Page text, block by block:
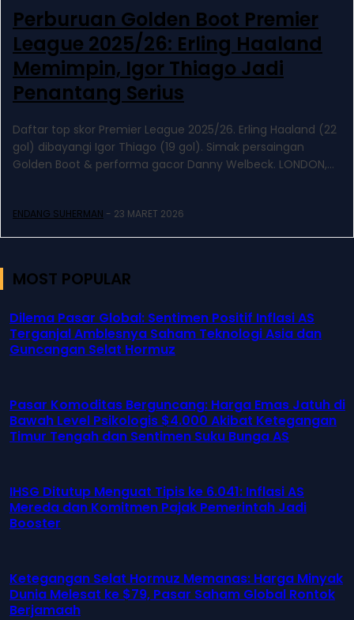
Perburuan Golden Boot Premier
League 2025/26: Erling Haaland
Memimpin, Igor Thiago Jadi
Penantang Serius
Daftar top skor Premier League 2025/26. Erling Haaland (22
gol) dibayangi Igor Thiago (19 gol). Simak persaingan
Golden Boot & performa gacor Danny Welbeck. LONDON,...
ENDANG SUHERMAN - 23 MARET 2026
MOST POPULAR
Dilema Pasar Global: Sentimen Positif Inflasi AS
Terganjal Amblesnya Saham Teknologi Asia dan
Guncangan Selat Hormuz
Pasar Komoditas Berguncang: Harga Emas Jatuh di
Bawah Level Psikologis $4.000 Akibat Ketegangan
Timur Tengah dan Sentimen Suku Bunga AS
IHSG Ditutup Menguat Tipis ke 6.041: Inflasi AS
Mereda dan Komitmen Pajak Pemerintah Jadi
Booster
Ketegangan Selat Hormuz Memanas: Harga Minyak
Dunia Melesat ke $79, Pasar Saham Global Rontok
Berjamaah